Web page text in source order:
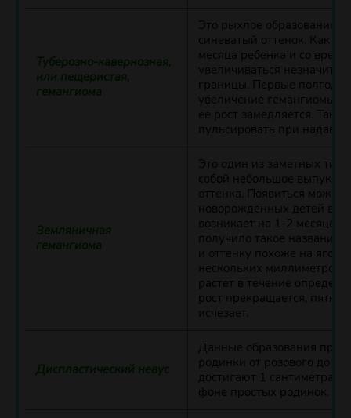
Туберозно-кавернозная,
или пещеристая,
гемангиома
Это рыхлое образование
синеватый оттенок. Как
месяца ребенка и со
увеличиваться
границы. Первые полгода
увеличение гемангиомы,
ее рост замедляется.
пульсировать при
Земляничная
гемангиома
Это один из заметных
собой небольшое
оттенка. Появиться может
новорожденных детей
возникает на 1-2 месяце
получило такое название
и оттенку похоже на
нескольких миллиметром
растет в течение
рост прекращается, пятно
исчезает.
Диспластический невус
Данные образования
родинки от розового до
достигают 1 сантиметра,
фоне простых родинок.